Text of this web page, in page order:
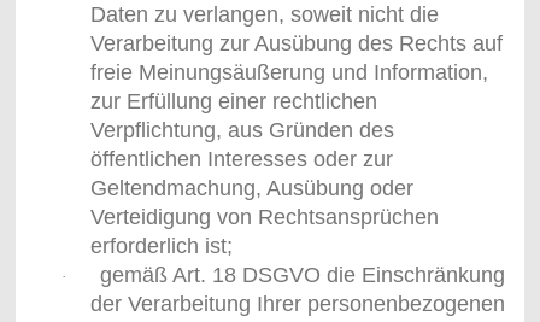
Daten zu verlangen, soweit nicht die
Verarbeitung zur Ausübung des Rechts auf
freie Meinungsäußerung und Information,
zur Erfüllung einer rechtlichen
Verpflichtung, aus Gründen des
öffentlichen Interesses oder zur
Geltendmachung, Ausübung oder
Verteidigung von Rechtsansprüchen
erforderlich ist;
·
gemäß Art. 18 DSGVO die Einschränkung
der Verarbeitung Ihrer personenbezogenen